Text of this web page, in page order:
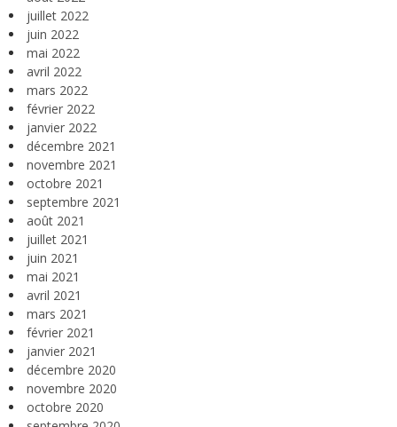
juillet 2022
juin 2022
mai 2022
avril 2022
mars 2022
février 2022
janvier 2022
décembre 2021
novembre 2021
octobre 2021
septembre 2021
août 2021
juillet 2021
juin 2021
mai 2021
avril 2021
mars 2021
février 2021
janvier 2021
décembre 2020
novembre 2020
octobre 2020